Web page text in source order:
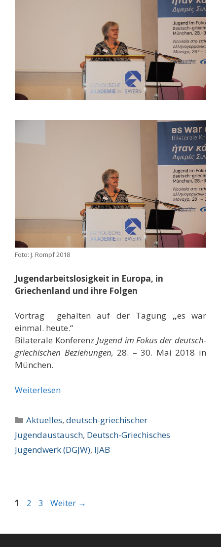
Foto: J. Rompf 2018
Jugendarbeitslosigkeit in Europa, in
Griechenland und ihre Folgen
Vortrag gehalten auf der Tagung „es war
einmal. heute.“
Bilaterale Konferenz Jugend im Fokus der deutsch-
griechischen Beziehungen, 28. – 30. Mai 2018 in
München.
Weiterlesen
Kategorien
Aktuelles,deutsch-griechischer
Jugendaustausch, Deutsch-Griechisches
Jugendwerk (DGJW), IJAB
Seite
1 Seite
2 Seite
3 Weiter →